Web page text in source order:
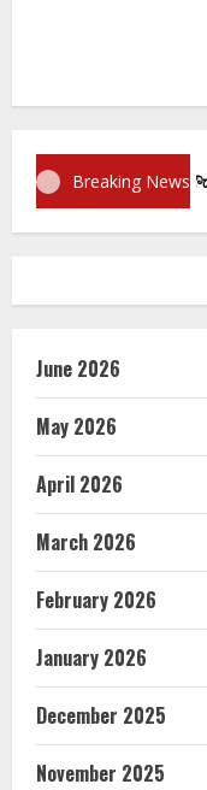
Breaking News
ವಚನಕ್ಕೂ ಮುನ್ನ ದೊಡ್ಡಗೌಡರ
June 2026
May 2026
April 2026
March 2026
February 2026
January 2026
December 2025
November 2025